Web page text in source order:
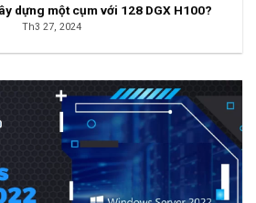
dựng một cụm với 128 DGX H100?
Th3 27, 2024